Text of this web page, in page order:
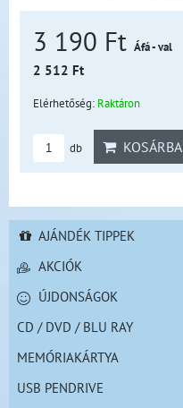
3 190 Ft Áfá - val
2 512 Ft
Elérhetőség: Raktáron
db KOSÁRBA
AJÁNDÉK TIPPEK
AKCIÓK
ÚJDONSÁGOK
CD / DVD / BLU RAY
MEMÓRIAKÁRTYA
USB PENDRIVE